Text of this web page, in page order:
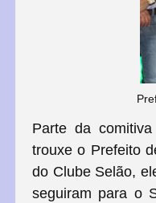
Parte da
trouxe o Prefeito
do Clube Selão,
seguiram para o